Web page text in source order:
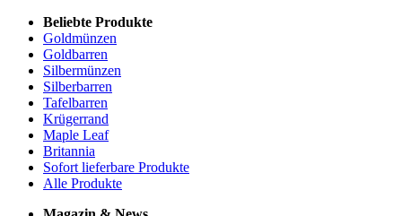
Beliebte Produkte
Goldmünzen
Goldbarren
Silbermünzen
Silberbarren
Tafelbarren
Krügerrand
Maple Leaf
Britannia
Sofort lieferbare Produkte
Alle Produkte